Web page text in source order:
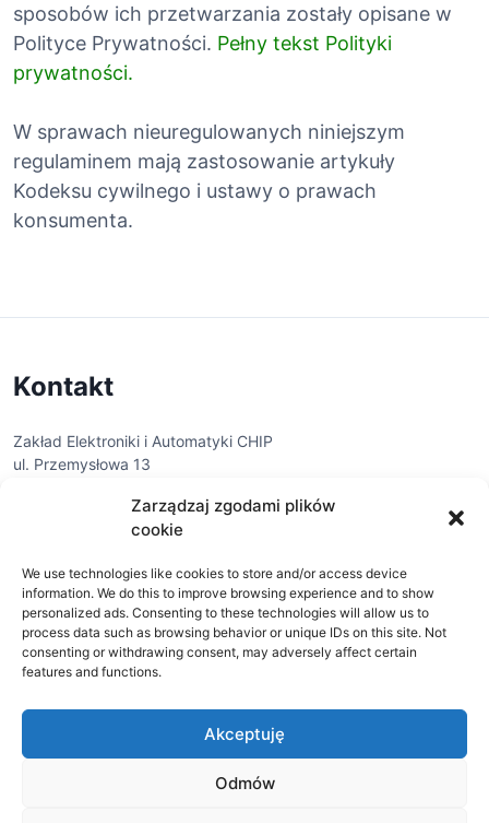
sposobów ich przetwarzania zostały opisane w
Polityce Prywatności. Pełny tekst Polityki
prywatności.
W sprawach nieuregulowanych niniejszym
regulaminem mają zastosowanie artykuły
Kodeksu cywilnego i ustawy o prawach
konsumenta.
Kontakt
Zakład Elektroniki i Automatyki CHIP
ul. Przemysłowa 13
tel. 15 842 85 69
kontakt@chip-elektronika.pl
Wysyłka
Darmowa wysyłka powyżej 500 zł
Wysyłka kurierska za pobraniem 30 zł brutto
Wysyłka do paczkomatu - 17 zł brutto
Wysyłka do paczkomatu za pobraniem - 23 zł brutto
Zarządzaj zgodami plików
cookie
We use technologies like cookies to store and/or access device
information. We do this to improve browsing experience and to show
personalized ads. Consenting to these technologies will allow us to
process data such as browsing behavior or unique IDs on this site. Not
consenting or withdrawing consent, may adversely affect certain
features and functions.
Akceptuję
Odmów